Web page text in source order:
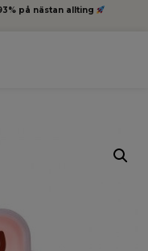
på nästan allting